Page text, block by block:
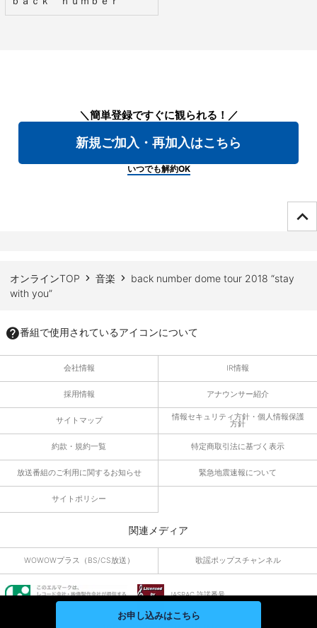
＼簡単登録ですぐに観られる！／
新規ご加入・再加入はこちら
いつでも解約OK
オンラインTOP 音楽
back number dome tour 2018 “stay
with you”
番組で使用されているアイコンについて
会社情報 IR情報
採用情報 アナウンサー紹介
サイトマップ 情報セキュリティ方針・個人情報保護
方針
約款・規約一覧 特定商取引法に基づく表示
放送番組のご利用に関するお知らせ 緊急地震速報について
サイトポリシー
関連メディア
WOWOWプラス（BS/CS放送） 歌謡ポップスチャンネル
JASRAC 許諾番号
9010055019Y45040
お申し込みはこちら